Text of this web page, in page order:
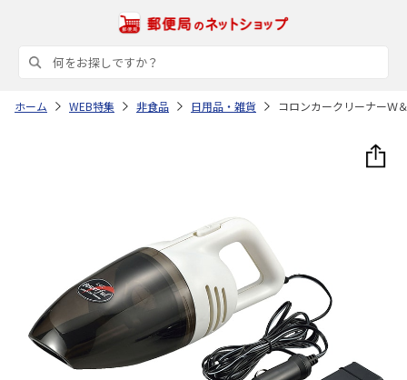
ホーム WEB特集 非食品 日用品・雑貨 コロンカークリーナー